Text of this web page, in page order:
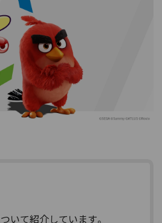
いて紹介しています。